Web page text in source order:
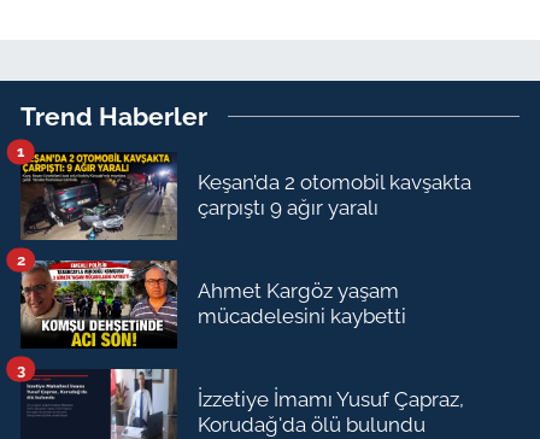
Trend Haberler
Keşan’da 2 otomobil kavşakta
çarpıştı 9 ağır yaralı
1
Ahmet Kargöz yaşam
mücadelesini kaybetti
2
İzzetiye İmamı Yusuf Çapraz,
Korudağ'da ölü bulundu
3